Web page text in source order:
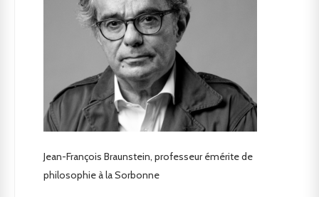
Jean-François Braunstein, professeur émérite de
philosophie à la Sorbonne